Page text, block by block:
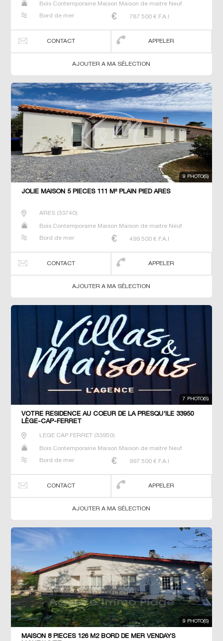
Bois Contemporaine Maison Maison de maitre Neuf
Bord de mer
787 500 € F.A.I
CONTACT APPELER
AJOUTER A MA SÉLECTION
9 PHOTO(S)
JOLIE MAISON 5 PIECES 111 M² PLAIN PIED ARES
ARES(33740)
Bois Contemporaine Maison Maison de maitre Neuf
Bord de mer
499 500 € F.A.I
CONTACT APPELER
AJOUTER A MA SÉLECTION
7 PHOTO(S)
VOTRE RÉSIDENCE AU COEUR DE LA PRESQU'ÎLE 33950
LÈGE-CAP-FERRET
LEGE CAP FERRET(33950)
Bois Contemporaine Maison Maison de maitre Neuf
Bord de mer
997 500 € F.A.I
CONTACT APPELER
AJOUTER A MA SÉLECTION
9 PHOTO(S)
MAISON 8 PIECES 126 M2 BORD DE MER VENDAYS